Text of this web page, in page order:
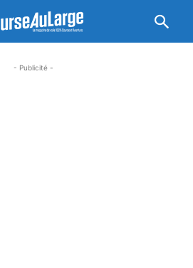
- Publicité -